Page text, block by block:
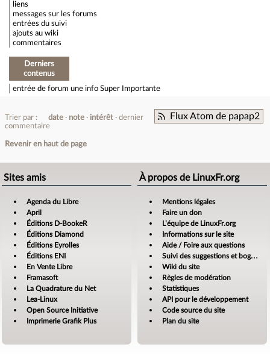
liens
messages sur les forums
entrées du suivi
ajouts au wiki
commentaires
Derniers
contenus
entrée de forum une info Super Importante
Flux Atom de papap2
Trier par : date note intérêt
dernier
commentaire
Revenir en haut de page
Sites amis
Agenda du Libre
April
Éditions D-BookeR
Éditions Diamond
Éditions Eyrolles
Éditions ENI
En Vente Libre
Framasoft
La Quadrature du Net
Lea-Linux
Open Source Initiative
Imprimerie Grafik Plus
À propos de LinuxFr.org
Mentions légales
Faire un don
L’équipe de LinuxFr.org
Informations sur le site
Aide / Foire aux questions
Suivi des suggestions et bogues
Wiki du site
Règles de modération
Statistiques
API pour le développement
Code source du site
Plan du site